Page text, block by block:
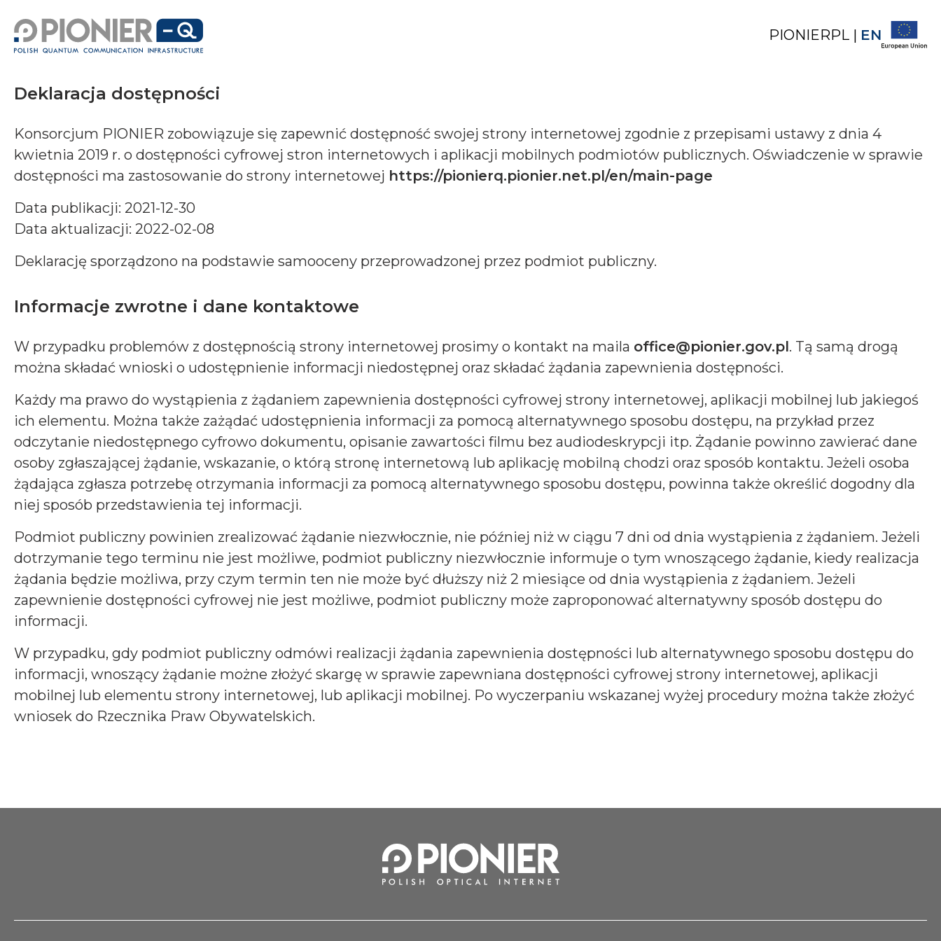
PIONIERPL | EN
Deklaracja dostępności
Konsorcjum PIONIER zobowiązuje się zapewnić dostępność swojej strony internetowej zgodnie z przepisami ustawy z dnia 4
kwietnia 2019 r. o dostępności cyfrowej stron internetowych i aplikacji mobilnych podmiotów publicznych. Oświadczenie w sprawie
dostępności ma zastosowanie do strony internetowej https://pionierq.pionier.net.pl/en/main-page
Data publikacji: 2021-12-30
Data aktualizacji: 2022-02-08
Deklarację sporządzono na podstawie samooceny przeprowadzonej przez podmiot publiczny.
Informacje zwrotne i dane kontaktowe
W przypadku problemów z dostępnością strony internetowej prosimy o kontakt na maila office@pionier.gov.pl. Tą samą drogą
można składać wnioski o udostępnienie informacji niedostępnej oraz składać żądania zapewnienia dostępności.
Każdy ma prawo do wystąpienia z żądaniem zapewnienia dostępności cyfrowej strony internetowej, aplikacji mobilnej lub jakiegoś
ich elementu. Można także zażądać udostępnienia informacji za pomocą alternatywnego sposobu dostępu, na przykład przez
odczytanie niedostępnego cyfrowo dokumentu, opisanie zawartości filmu bez audiodeskrypcji itp. Żądanie powinno zawierać dane
osoby zgłaszającej żądanie, wskazanie, o którą stronę internetową lub aplikację mobilną chodzi oraz sposób kontaktu. Jeżeli osoba
żądająca zgłasza potrzebę otrzymania informacji za pomocą alternatywnego sposobu dostępu, powinna także określić dogodny dla
niej sposób przedstawienia tej informacji.
Podmiot publiczny powinien zrealizować żądanie niezwłocznie, nie później niż w ciągu 7 dni od dnia wystąpienia z żądaniem. Jeżeli
dotrzymanie tego terminu nie jest możliwe, podmiot publiczny niezwłocznie informuje o tym wnoszącego żądanie, kiedy realizacja
żądania będzie możliwa, przy czym termin ten nie może być dłuższy niż 2 miesiące od dnia wystąpienia z żądaniem. Jeżeli
zapewnienie dostępności cyfrowej nie jest możliwe, podmiot publiczny może zaproponować alternatywny sposób dostępu do
informacji.
W przypadku, gdy podmiot publiczny odmówi realizacji żądania zapewnienia dostępności lub alternatywnego sposobu dostępu do
informacji, wnoszący żądanie możne złożyć skargę w sprawie zapewniana dostępności cyfrowej strony internetowej, aplikacji
mobilnej lub elementu strony internetowej, lub aplikacji mobilnej. Po wyczerpaniu wskazanej wyżej procedury można także złożyć
wniosek do Rzecznika Praw Obywatelskich.